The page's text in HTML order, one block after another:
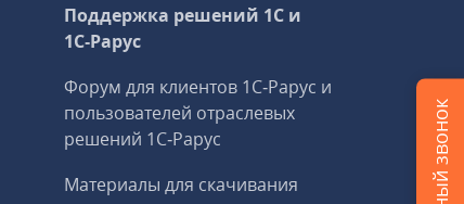
Поддержка решений 1С и
1С‑Рарус
Форум для клиентов 1С‑Рарус и
пользователей отраслевых
решений 1С‑Рарус
Материалы для скачивания